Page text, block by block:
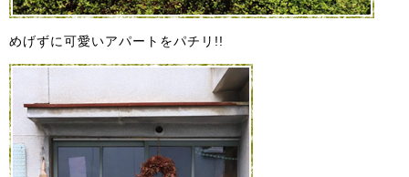
めげずに可愛いアパートをパチリ!!